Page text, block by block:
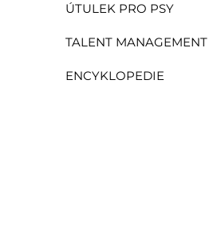
ÚTULEK PRO PSY
TALENT MANAGEMENT
ENCYKLOPEDIE